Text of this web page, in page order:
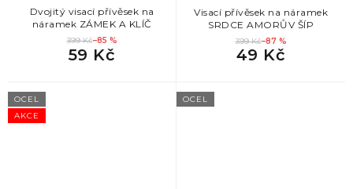
Dvojitý visací přívěsek na
náramek ZÁMEK A KLÍČ
399 Kč–85 %
59 Kč
Visací přívěsek na náramek
SRDCE AMORŮV ŠÍP
399 Kč–87 %
49 Kč
AKCE
OCEL OCEL